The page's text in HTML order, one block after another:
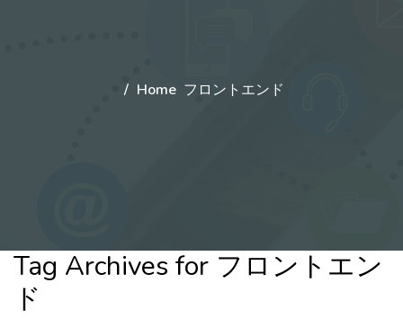
Home フロントエンド
Tag Archives for フロントエン
ド